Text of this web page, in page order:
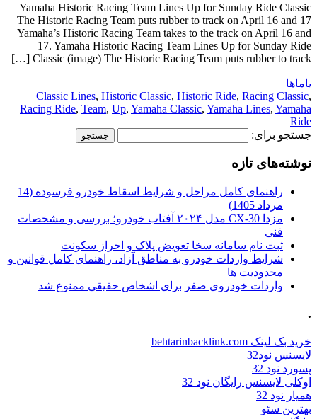
Yamaha Historic Racing Team Lines Up for Sunday Ride Classic
The Historic Racing Team puts rubber to track on April 16 and 17
Yamaha’s Historic Racing Team takes to the track on April 16 and
17. Yamaha Historic Racing Team Lines Up for Sunday Ride
Classic (image) The Historic Racing Team puts rubber to track […]
یاماها
Classic Lines, Historic Classic, Historic Ride, Racing Classic,
Racing Ride, Team, Up, Yamaha Classic, Yamaha Lines, Yamaha
Ride
جستجو برای:
نوشته‌های تازه
راهنمای کامل مراحل و شرایط اسقاط خودرو فرسوده (14
مرداد 1405)
مزدا CX-30 مدل ۲۰۲۴ آفتاب خودرو؛ بررسی و مشخصات
فنی
ثبت نام سامانه سخا تعویض پلاک و احراز سکونت
شرایط واردات خودرو به مناطق آزاد، راهنمای کامل قوانین و
محدودیت ها
واردات خودروی صفر برای اشخاص حقیقی ممنوع شد
.
خرید بک لینک behtarinbacklink.com
لایسنس نود32
پسورد نود 32
اوکلی لایسنس رایگان نود 32
همیار نود 32
بهترین سئو